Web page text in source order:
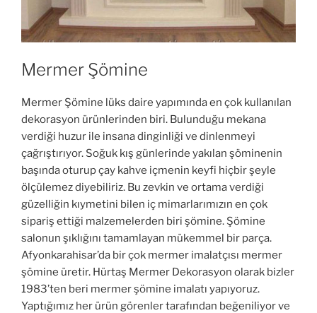
Mermer Şömine
Mermer Şömine lüks daire yapımında en çok kullanılan
dekorasyon ürünlerinden biri. Bulunduğu mekana
verdiği huzur ile insana dinginliği ve dinlenmeyi
çağrıştırıyor. Soğuk kış günlerinde yakılan şöminenin
başında oturup çay kahve içmenin keyfi hiçbir şeyle
ölçülemez diyebiliriz. Bu zevkin ve ortama verdiği
güzelliğin kıymetini bilen iç mimarlarımızın en çok
sipariş ettiği malzemelerden biri şömine. Şömine
salonun şıklığını tamamlayan mükemmel bir parça.
Afyonkarahisar’da bir çok mermer imalatçısı mermer
şömine üretir. Hürtaş Mermer Dekorasyon olarak bizler
1983’ten beri mermer şömine imalatı yapıyoruz.
Yaptığımız her ürün görenler tarafından beğeniliyor ve